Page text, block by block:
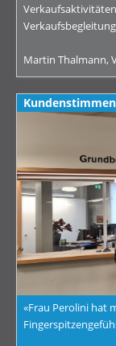
Martin Thalmann,
Kundenstimmen
«Frau Perolini hat